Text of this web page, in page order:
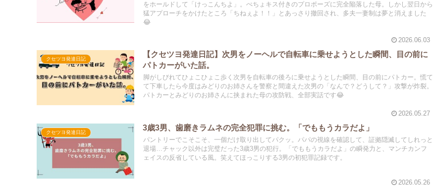
をホールドして「けっこんちよ」。ぺちょキス付きのプロポーズに完全陥落した母。しかし翌日から
猛アプローチをかけたところ「ちねぇよ！！」とあっさり撤回され、多夫一妻制は夢と消えました
😂
2026.06.03
クセツヨ発達日記
【クセツヨ発達日記】次男をノーヘルで自転車に乗せようとした瞬間、目の前に
パトカーがいた話。
脚がしびれてひょこひょこ歩く次男を自転車の後ろに乗せようとした瞬間、目の前にパトカー。慌て
て下車したら今度はみどりのお姉さんを警察と間違えた次男の「なんで？どうして？」攻撃が炸裂。
パトカーとみどりのお姉さんに挟まれた母の攻防戦、全部実話です😂
2026.05.27
クセツヨ発達日記
3歳3男、歯磨きラムネの完全犯罪に挑む。「でももうカラだよ」
パントリーでこそこそ、一個だけ取り出してパクッ。パパの視線を確認して、証拠隠滅してしれっと
退場…チャック以外は完璧だった3歳3男の犯行。「でももうカラだよ」の瞬発力と、マンチカンフ
ェイスの反省している風。笑えてほっこりする3男の初犯罪記録です。
2026.05.26